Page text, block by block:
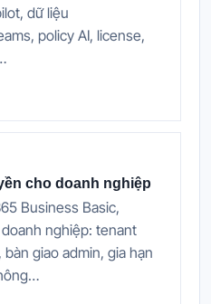
dữ liệu
policy AI, license,
cho doanh nghiệp
Business Basic,
nghiệp: tenant
giao admin, gia hạn